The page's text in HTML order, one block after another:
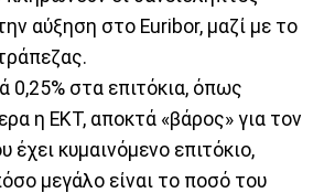
αύξηση στο Euribor, μαζί με το
0,25% στα επιτόκια, όπως
η ΕΚΤ, αποκτά «βάρος» για τον
έχει κυμαινόμενο επιτόκιο,
μεγάλο είναι το ποσό του